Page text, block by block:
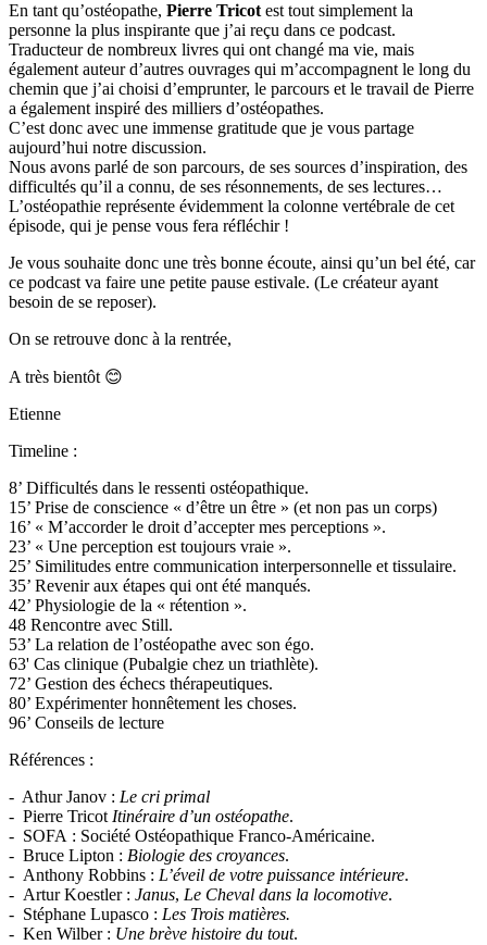
En tant qu’ostéopathe, Pierre Tricot est tout simplement la
personne la plus inspirante que j’ai reçu dans ce podcast.
Traducteur de nombreux livres qui ont changé ma vie, mais
également auteur d’autres ouvrages qui m’accompagnent le long du
chemin que j’ai choisi d’emprunter, le parcours et le travail de Pierre
a également inspiré des milliers d’ostéopathes.
C’est donc avec une immense gratitude que je vous partage
aujourd’hui notre discussion.
Nous avons parlé de son parcours, de ses sources d’inspiration, des
difficultés qu’il a connu, de ses résonnements, de ses lectures…
L’ostéopathie représente évidemment la colonne vertébrale de cet
épisode, qui je pense vous fera réfléchir !
Je vous souhaite donc une très bonne écoute, ainsi qu’un bel été, car
ce podcast va faire une petite pause estivale. (Le créateur ayant
besoin de se reposer).
On se retrouve donc à la rentrée,
A très bientôt 😊
Etienne
Timeline :
8’ Difficultés dans le ressenti ostéopathique.
15’ Prise de conscience « d’être un être » (et non pas un corps)
16’ « M’accorder le droit d’accepter mes perceptions ».
23’ « Une perception est toujours vraie ».
25’ Similitudes entre communication interpersonnelle et tissulaire.
35’ Revenir aux étapes qui ont été manqués.
42’ Physiologie de la « rétention ».
48 Rencontre avec Still.
53’ La relation de l’ostéopathe avec son égo.
63' Cas clinique (Pubalgie chez un triathlète).
72’ Gestion des échecs thérapeutiques.
80’ Expérimenter honnêtement les choses.
96’ Conseils de lecture
Références :
- Athur Janov : Le cri primal
- Pierre Tricot Itinéraire d’un ostéopathe.
- SOFA : Société Ostéopathique Franco-Américaine.
- Bruce Lipton : Biologie des croyances.
- Anthony Robbins : L’éveil de votre puissance intérieure.
- Artur Koestler : Janus, Le Cheval dans la locomotive.
- Stéphane Lupasco : Les Trois matières.
- Ken Wilber : Une brève histoire du tout.